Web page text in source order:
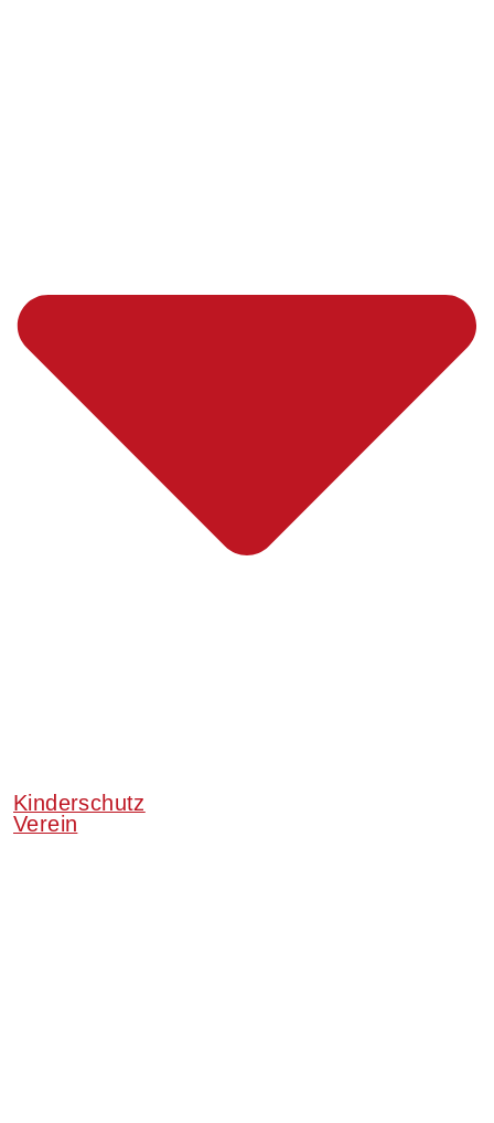
Kinderschutz
Verein